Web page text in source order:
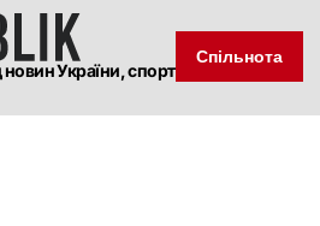
новин України, спорт
Спільнота